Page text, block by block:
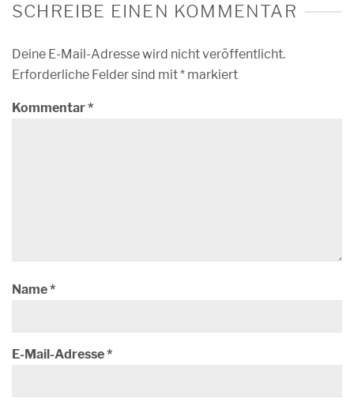
SCHREIBE EINEN KOMMENTAR
Deine E-Mail-Adresse wird nicht veröffentlicht.
Erforderliche Felder sind mit* markiert
Kommentar*
Name*
E-Mail-Adresse*